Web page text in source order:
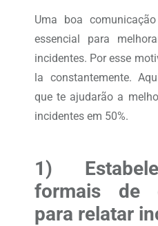
Uma boa
essencial para
incidentes. Por esse
la constantemente.
que te ajudarão a
incidentes em 50%.
1)
formais de
para relatar